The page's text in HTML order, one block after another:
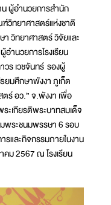
ผู้อำนวยการสำนัก
วิทยาศาสตร์แห่งชาติ
วิทยาศาสตร์ วิจัยและ
ำนวยการโรงเรียน
ร เวชจันทร์ รองผู้
ยมศึกษาพังงา ภูเก็ต
ร์ อว.” จ.พังงา เพื่อ
ะเกียรติพระบาทสมเด็จ
มพระชนมพรรษา 6 รอบ
และกิจกรรมภายในงาน
คม 2567 ณ โรงเรียน